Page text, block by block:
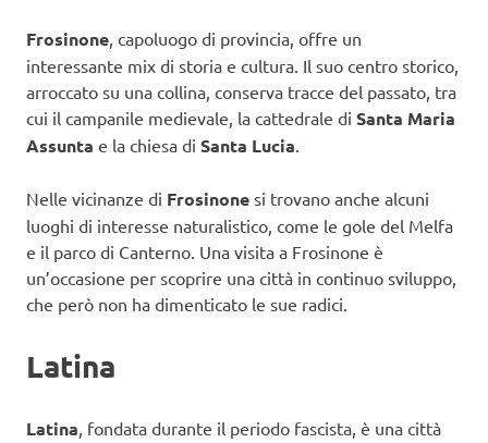
Frosinone, capoluogo di provincia, offre un
interessante mix di storia e cultura. Il suo centro storico,
arroccato su una collina, conserva tracce del passato, tra
cui il campanile medievale, la cattedrale di Santa Maria
Assunta e la chiesa di Santa Lucia.
Nelle vicinanze di Frosinone si trovano anche alcuni
luoghi di interesse naturalistico, come le gole del Melfa
e il parco di Canterno. Una visita a Frosinone è
un’occasione per scoprire una città in continuo sviluppo,
che però non ha dimenticato le sue radici.
Latina
Latina, fondata durante il periodo fascista, è una città